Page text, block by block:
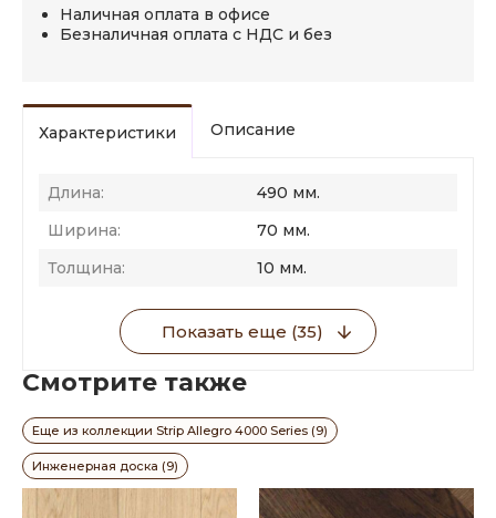
Наличная оплата в офисе
Безналичная оплата с НДС и без
Характеристики Описание
Длина:
490 мм.
Ширина:
70 мм.
Толщина:
10 мм.
Показать еще (35)
Смотрите также
Еще из коллекции Strip Allegro 4000 Series (9)
Инженерная доска (9)